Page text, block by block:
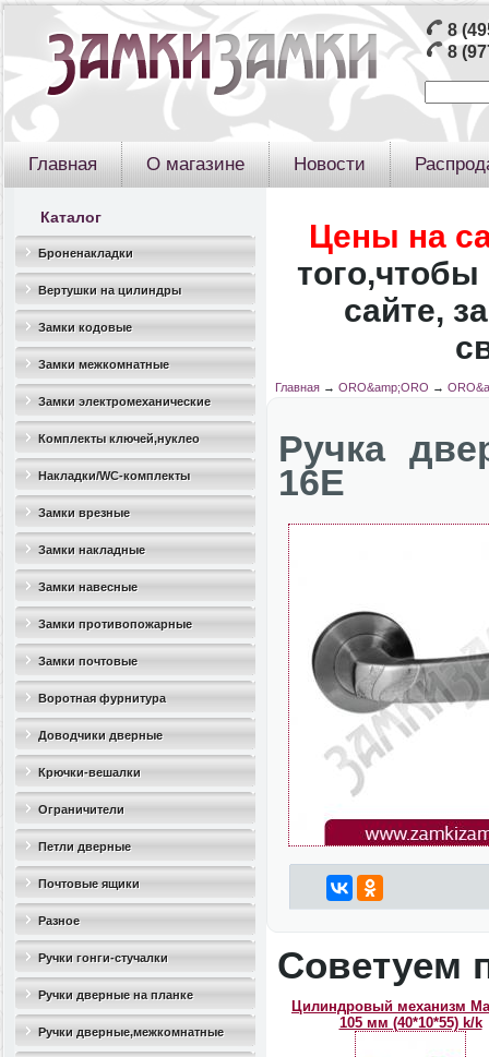
8
8
Главная О магазине Новости
Каталог
Броненакладки
Вертушки на цилиндры
Замки кодовые
Замки межкомнатные
Замки электромеханические
Комплекты ключей,нуклео
Накладки/WC-комплекты
Замки врезные
Замки накладные
Замки навесные
Замки противопожарные
Замки почтовые
Воротная фурнитура
Доводчики дверные
Крючки-вешалки
Ограничители
дверные(стопоры)
Петли дверные
Почтовые ящики
Разное
Ручки гонги-стучалки
Ручки дверные на планке
Ручки дверные,межкомнатные
Цены на
того,чтобы
сайте,
Главная→ ORO&amp;ORO →
Ручка
16E
Советуем
Цилиндровый механизм
105 мм (40*10*55) k/k